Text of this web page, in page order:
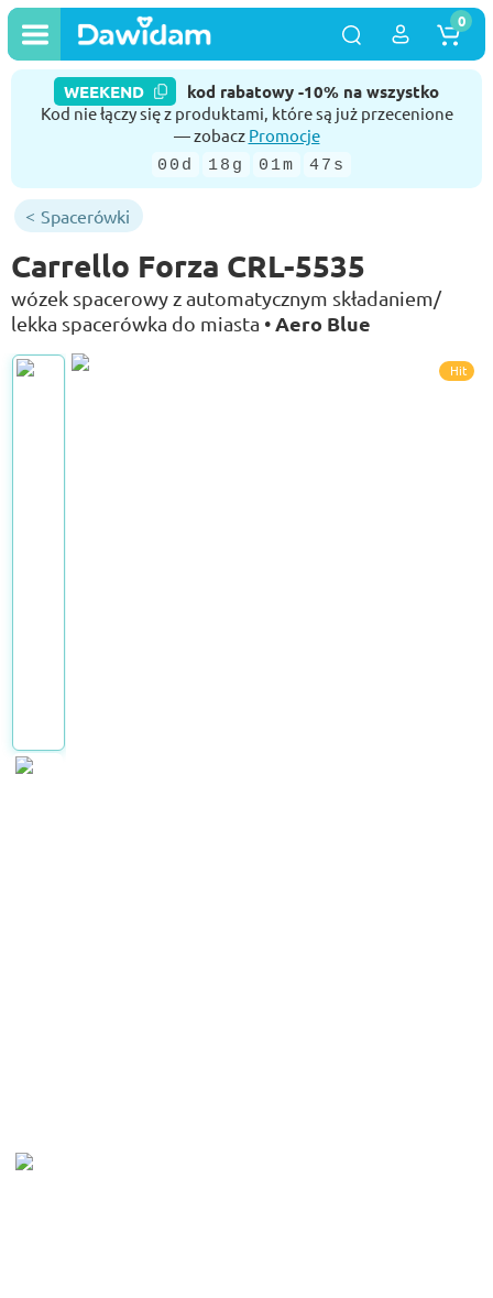
WEEKEND kod rabatowy -10% na wszystko
Kod nie łączy się z produktami, które są już przecenione
— zobacz Promocje
00d 18g 01m 47s
0
Spacerówki
Carrello Forza CRL-5535
wózek spacerowy z automatycznym składaniem/
lekka spacerówka do miasta •Aero Blue
Hit